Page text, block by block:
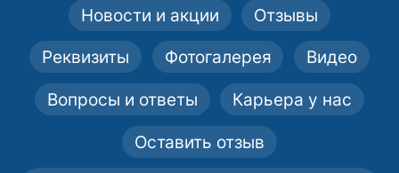
Новости и акции Отзывы
Реквизиты Фотогалерея Видео
Вопросы и ответы Карьера у нас
Оставить отзыв